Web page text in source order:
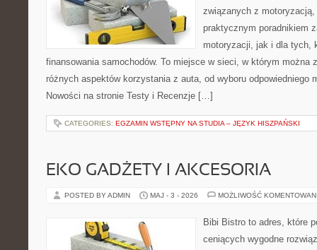
związanych z
praktycznym poradnikiem
motoryzacji, jak i dla tych,
finansowania samochodów. To miejsce w sieci, w którym można
różnych aspektów korzystania z auta, od wyboru odpowiedniego
Nowości na stronie Testy i Recenzje […]
CATEGORIES: EGZAMIN WSTĘPNY NA STUDIA – JĘZYK HISZPAŃSKI
EKO GADŻETY I AKCESORIA
POSTED BY ADMIN MAJ - 3 - 2026 MOŻLIWOŚĆ
Bibi Bistro to adres, które
ceniących wygodne